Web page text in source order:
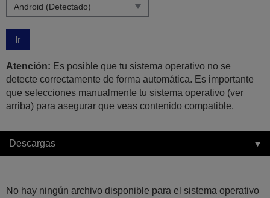
Ir
Atención: Es posible que tu sistema operativo no se
detecte correctamente de forma automática. Es importante
que selecciones manualmente tu sistema operativo (ver
arriba) para asegurar que veas contenido compatible.
Descargas
No hay ningún archivo disponible para el sistema operativo